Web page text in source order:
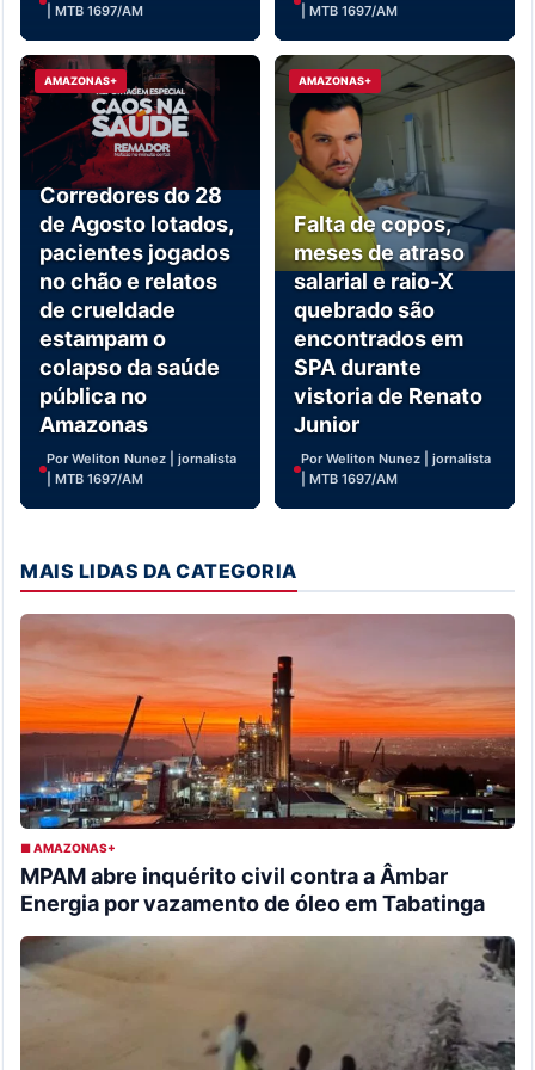
| MTB 1697/AM | MTB 1697/AM
AMAZONAS+
Corredores do 28
de Agosto lotados,
pacientes jogados
no chão e relatos
de crueldade
estampam o
colapso da saúde
pública no
Amazonas
Por Weliton Nunez | jornalista
| MTB 1697/AM
AMAZONAS+
Falta de copos,
meses de atraso
salarial e raio-X
quebrado são
encontrados em
SPA durante
vistoria de Renato
Junior
Por Weliton Nunez | jornalista
| MTB 1697/AM
MAIS LIDAS DA CATEGORIA
■ AMAZONAS+
MPAM abre inquérito civil contra a Âmbar
Energia por vazamento de óleo em Tabatinga